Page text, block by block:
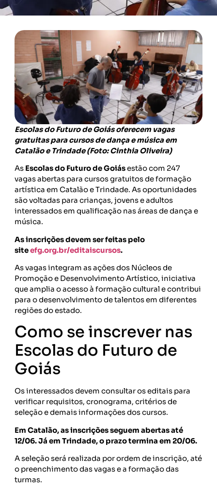
Escolas do Futuro de Goiás oferecem vagas
gratuitas para cursos de dança e música em
Catalão e Trindade (Foto: Cinthia Oliveira)
As Escolas do Futuro de Goiásestão com 247
vagas abertas para cursos gratuitos de formação
artística em Catalão e Trindade. As oportunidades
são voltadas para crianças, jovens e adultos
interessados em qualificação nas áreas de dança e
música.
As inscrições devem ser feitas pelo
siteefg.org.br/editaiscursos.
As vagas integram as ações dos Núcleos de
Promoção e Desenvolvimento Artístico, iniciativa
que amplia o acesso à formação cultural e contribui
para o desenvolvimento de talentos em diferentes
regiões do estado.
Como se inscrever nas
Escolas do Futuro de
Goiás
Os interessados devem consultar os editais para
verificar requisitos, cronograma, critérios de
seleção e demais informações dos cursos.
Em Catalão, as inscrições seguem abertas até
12/06. Já em Trindade, o prazo termina em 20/06.
A seleção será realizada por ordem de inscrição, até
o preenchimento das vagas e a formação das
turmas.